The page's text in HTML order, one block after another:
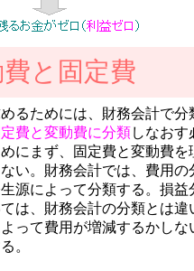
費と固定費
るためには、財務会計で分
費と変動費に分類しなおす
にまず、固定費と変動費を
い。財務会計では、費用の
源によって分類する。損益
は、財務会計の分類とは違
って費用が増減するかしな
。